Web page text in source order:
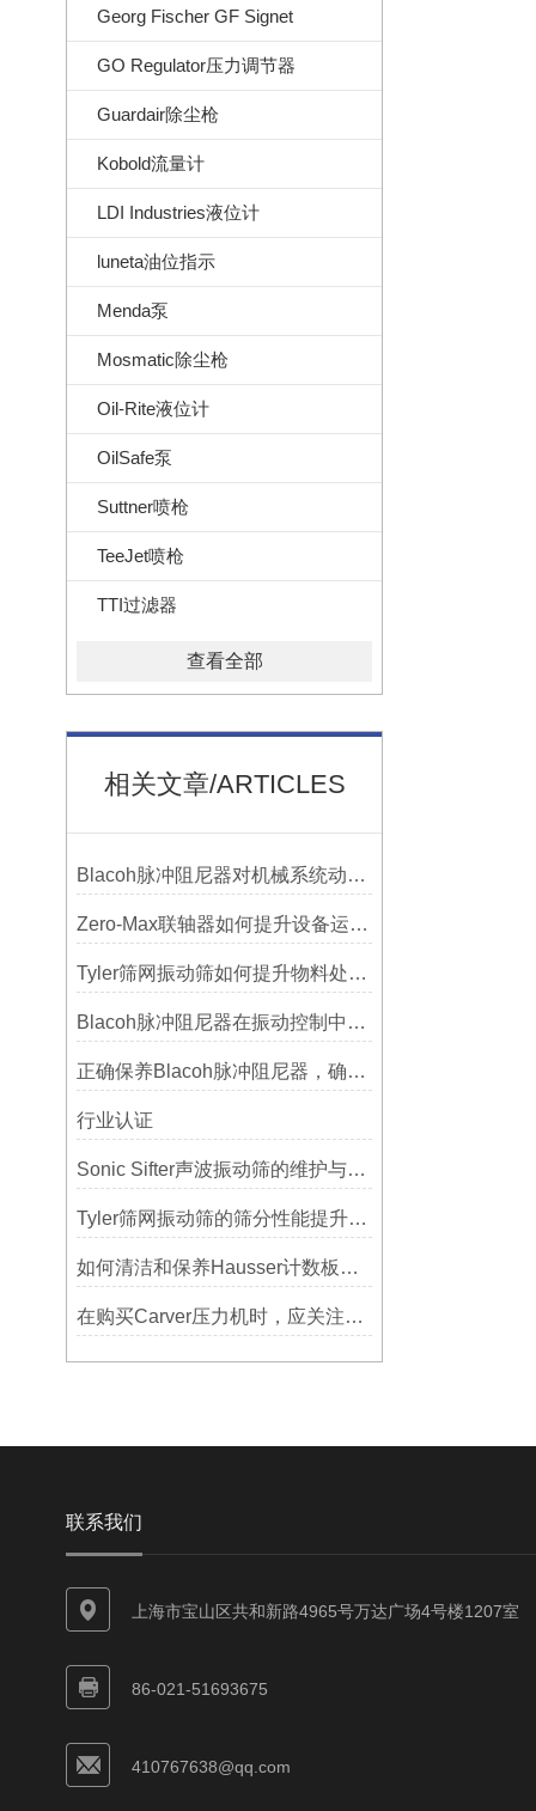
Georg Fischer GF Signet
GO Regulator压力调节器
Guardair除尘枪
Kobold流量计
LDI Industries液位计
luneta油位指示
Menda泵
Mosmatic除尘枪
Oil-Rite液位计
OilSafe泵
Suttner喷枪
TeeJet喷枪
TTI过滤器
查看全部
相关文章/ARTICLES
Blacoh脉冲阻尼器对机械系统动态特性的影响分析
Zero-Max联轴器如何提升设备运行精度？
Tyler筛网振动筛如何提升物料处理能力
Blacoh脉冲阻尼器在振动控制中的作用分析
正确保养Blacoh脉冲阻尼器，确保长期稳定运行
行业认证
Sonic Sifter声波振动筛的维护与保养指南
Tyler筛网振动筛的筛分性能提升技巧
如何清洁和保养Hausser计数板，避免划伤网格线？
在购买Carver压力机时，应关注哪些性能指标？
联系我们
上海市宝山区共和新路4965号万达广场4号楼1207室
86-021-51693675
410767638@qq.com